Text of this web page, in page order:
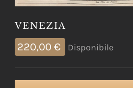
VENEZIA
220,00 € Disponibile